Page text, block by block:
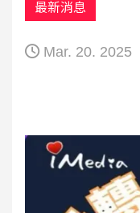
最新消息
Mar. 20. 2025